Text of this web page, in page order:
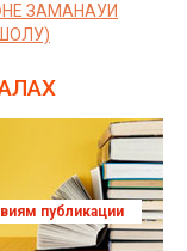
ЗАМАНАУИ
публикации